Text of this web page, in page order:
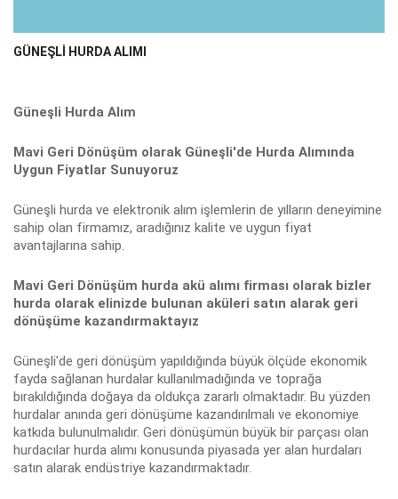
GÜNEŞLI HURDA ALIMI
Güneşli Hurda Alım
Mavi Geri Dönüşüm olarak Güneşli'de Hurda Alımında
Uygun Fiyatlar Sunuyoruz
Güneşli hurda ve elektronik alım işlemlerin de yılların deneyimine
sahip olan firmamız, aradığınız kalite ve uygun fiyat
avantajlarına sahip.
Mavi Geri Dönüşüm hurda akü alımı firması olarak bizler
hurda olarak elinizde bulunan aküleri satın alarak geri
dönüşüme kazandırmaktayız
Güneşli'de geri dönüşüm yapıldığında büyük ölçüde ekonomik
fayda sağlanan hurdalar kullanılmadığında ve toprağa
bırakıldığında doğaya da oldukça zararlı olmaktadır. Bu yüzden
hurdalar anında geri dönüşüme kazandırılmalı ve ekonomiye
katkıda bulunulmalıdır. Geri dönüşümün büyük bir parçası olan
hurdacılar hurda alımı konusunda piyasada yer alan hurdaları
satın alarak endüstriye kazandırmaktadır.